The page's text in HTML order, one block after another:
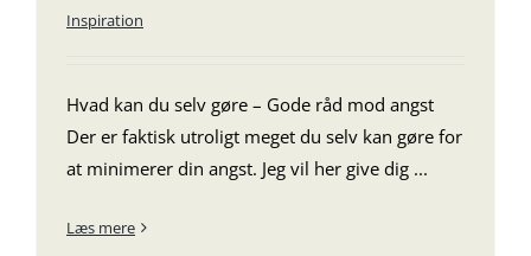
Inspiration
Hvad kan du selv gøre – Gode råd mod angst
Der er faktisk utroligt meget du selv kan gøre for
at minimerer din angst. Jeg vil her give dig ...
Læs mere